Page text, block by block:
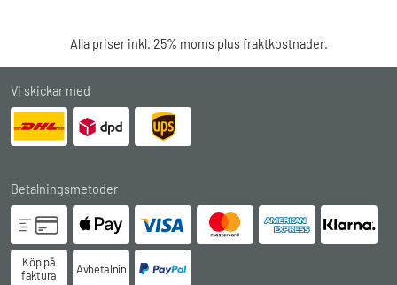
Alla priser inkl. 25% moms plusfraktkostnader.
Vi skickar med
Betalningsmetoder
Köp på
faktura
Avbetalningsköp